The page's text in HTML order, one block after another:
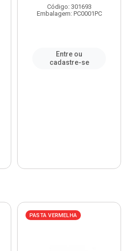
Código: 301693
Embalagem: PC0001PC
Entre ou
cadastre-se
PASTA VERMELHA